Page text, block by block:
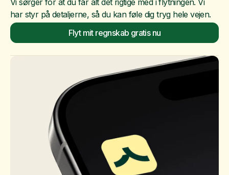
Vi sørger for at du får alt det rigtige med i flytningen. Vi
har styr på detaljerne, så du kan føle dig tryg hele vejen.
Flyt mit regnskab gratis nu